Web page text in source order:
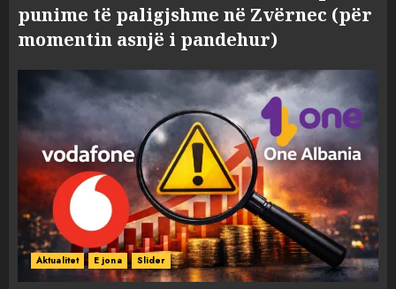
punime të paligjshme në Zvërnec (për
momentin asnjë i pandehur)
Aktualitet E jona Slider